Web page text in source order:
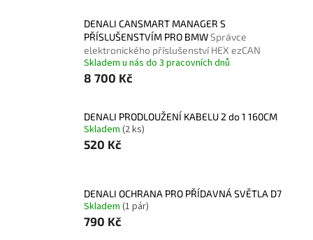
DENALI CANSMART MANAGER S
PŘÍSLUŠENSTVÍM PRO BMWSprávce
elektronického příslušenství HEX ezCAN
Skladem u nás do 3 pracovních dnů
8 700 Kč
DENALI PRODLOUŽENÍ KABELU 2 do 1 160CM
Skladem (2 ks)
520 Kč
DENALI OCHRANA PRO PŘÍDAVNÁ SVĚTLA D7
Skladem (1 pár)
790 Kč